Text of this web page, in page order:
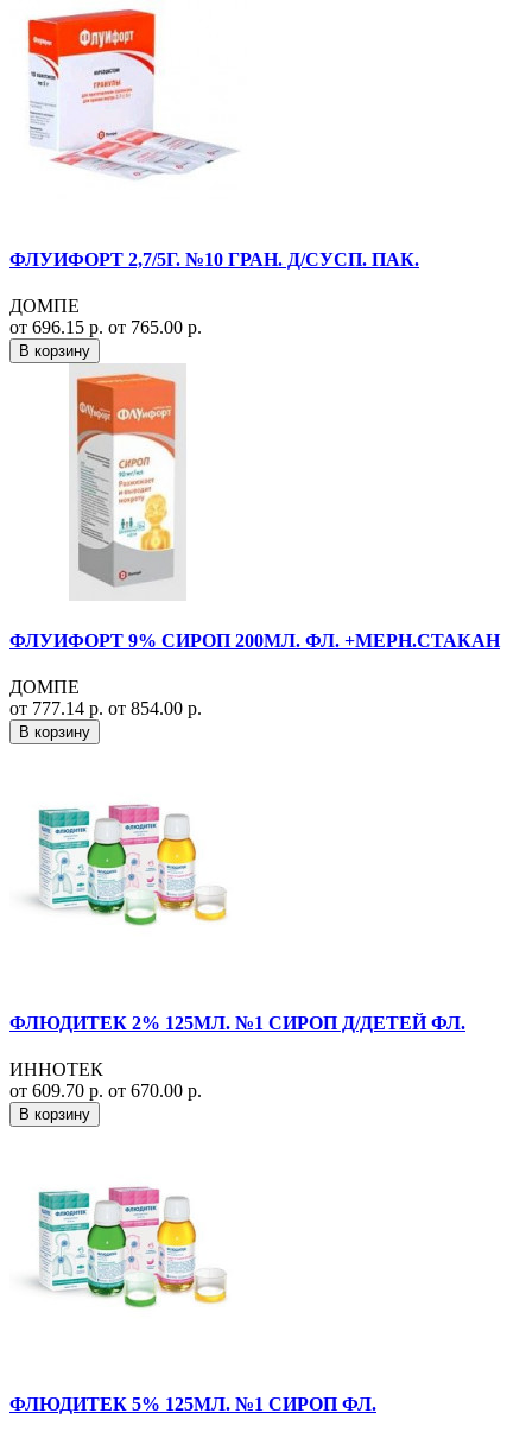
ФЛУИФОРТ 2,7/5Г. №10 ГРАН. Д/СУСП. ПАК.
ДОМПЕ
от 696.15 р. от 765.00 р.
В корзину
ФЛУИФОРТ 9% СИРОП 200МЛ. ФЛ. +МЕРН.СТАКАН
ДОМПЕ
от 777.14 р. от 854.00 р.
В корзину
ФЛЮДИТЕК 2% 125МЛ. №1 СИРОП Д/ДЕТЕЙ ФЛ.
ИННОТЕК
от 609.70 р. от 670.00 р.
В корзину
ФЛЮДИТЕК 5% 125МЛ. №1 СИРОП ФЛ.